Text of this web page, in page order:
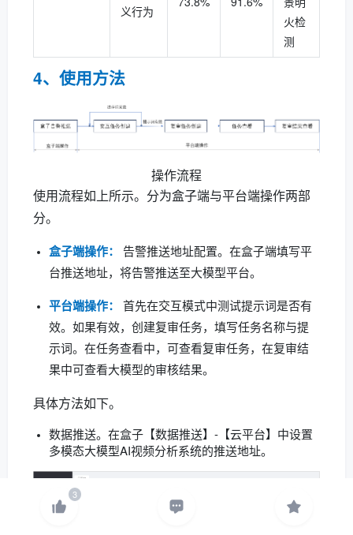
义行为
73.8% 91.6%
景明
火检
测
4、使用方法
操作流程
使用流程如上所示。分为盒子端与平台端操作两部
分。
盒子端操作：
告警推送地址配置。在盒子端填写平
台推送地址，将告警推送至大模型平台。
平台端操作：
首先在交互模式中测试提示词是否有
效。如果有效，创建复审任务，填写任务名称与提
示词。在任务查看中，可查看复审任务，在复审结
果中可查看大模型的审核结果。
具体方法如下。
数据推送。在盒子【数据推送】-【云平台】中设置
多模态大模型AI视频分析系统的推送地址。